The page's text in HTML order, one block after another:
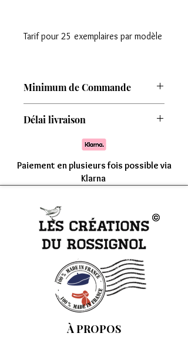
Tarif pour 25 exemplaires par modèle
Minimum de Commande
8 modèles
Délai livraison
Comptez une livraison entre 7 à 15 jours
Paiement en plusieurs fois possible via
Klarna
À PROPOS